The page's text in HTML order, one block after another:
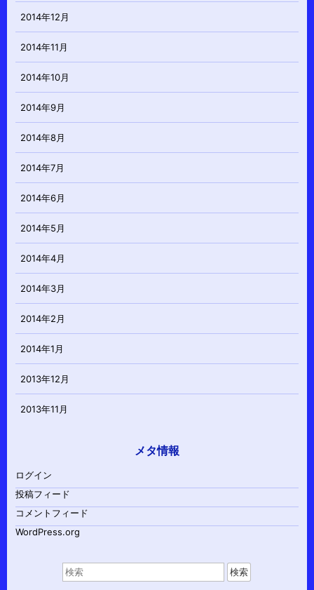
2014年12月
2014年11月
2014年10月
2014年9月
2014年8月
2014年7月
2014年6月
2014年5月
2014年4月
2014年3月
2014年2月
2014年1月
2013年12月
2013年11月
メタ情報
ログイン
投稿フィード
コメントフィード
WordPress.org
索